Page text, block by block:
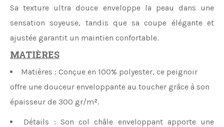
Sa texture ultra douce enveloppe la peau dans une
sensation soyeuse, tandis que sa coupe élégante et
ajustée garantit un maintien confortable.
MATIÈRES
Matières : Conçue en 100% polyester, ce peignoir
offre une douceur enveloppante au toucher grâce à son
épaisseur de 300 gr/m².
Détails : Son col châle enveloppant apporte une